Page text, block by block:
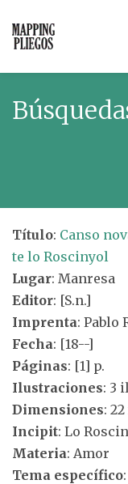
Título: Canso
te lo Roscinyol
Lugar: Manresa
Editor: [S.n.]
Imprenta: Pablo
Fecha: [18--]
Páginas: [1] p.
Ilustraciones: 3
Dimensiones:
Incipit: Lo
Materia: Amor
Tema específico